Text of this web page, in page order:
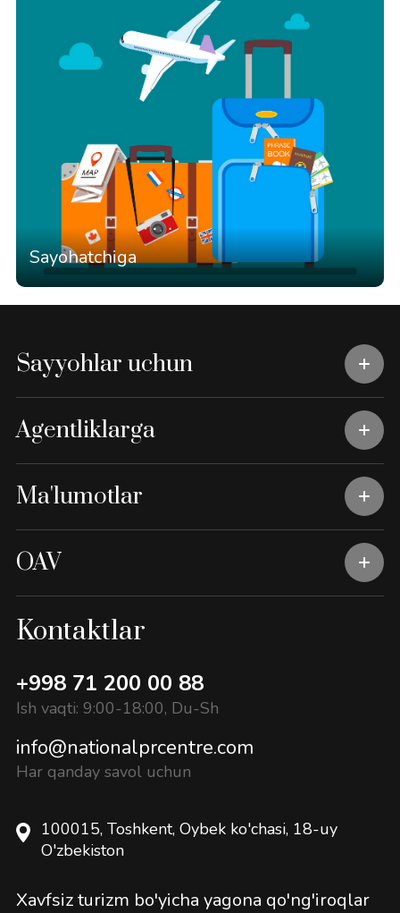
Sayohatchiga
Sayyohlar uchun
Agentliklarga
Ma'lumotlar
OAV
Kontaktlar
+998 71 200 00 88
Ish vaqti: 9:00-18:00, Du-Sh
info@nationalprcentre.com
Har qanday savol uchun
100015, Toshkent, Oybek ko'chasi, 18-uy
O'zbekiston
Xavfsiz turizm bo'yicha yagona qo'ng'iroqlar